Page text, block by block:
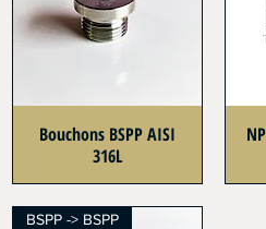
Bouchons BSPP AISI
316L
BSPP -> BSPP